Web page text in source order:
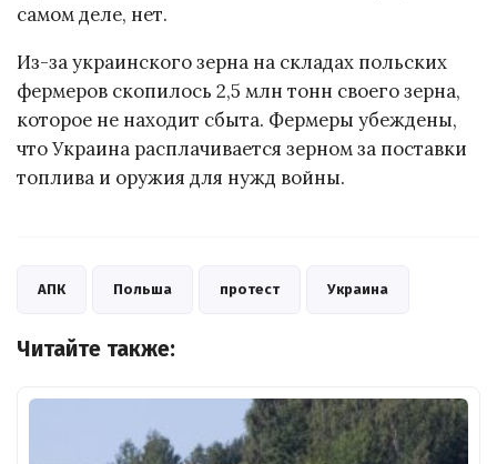
самом деле, нет.
Из-за украинского зерна на складах польских
фермеров скопилось 2,5 млн тонн своего зерна,
которое не находит сбыта. Фермеры убеждены,
что Украина расплачивается зерном за поставки
топлива и оружия для нужд войны.
АПК Польша протест Украина
Читайте также: